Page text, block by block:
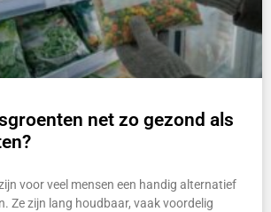
net zo gezond als
voor veel mensen een handig alternatief
Ze zijn lang houdbaar, vaak voordelig